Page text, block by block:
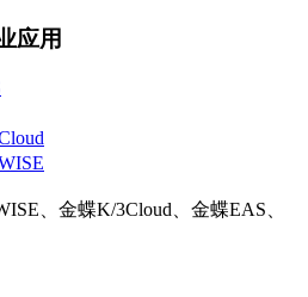
应用
、金蝶K/3Cloud、金蝶EAS、